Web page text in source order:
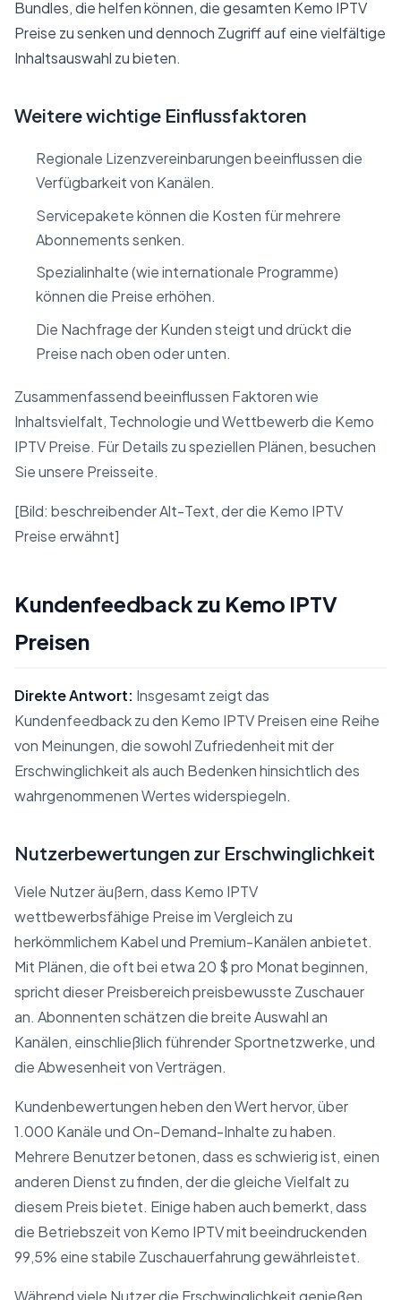
Bundles, die helfen können, die gesamten Kemo IPTV
Preise zu senken und dennoch Zugriff auf eine vielfältige
Inhaltsauswahl zu bieten.
Weitere wichtige Einflussfaktoren
Regionale Lizenzvereinbarungen beeinflussen die
Verfügbarkeit von Kanälen.
Servicepakete können die Kosten für mehrere
Abonnements senken.
Spezialinhalte (wie internationale Programme)
können die Preise erhöhen.
Die Nachfrage der Kunden steigt und drückt die
Preise nach oben oder unten.
Zusammenfassend beeinflussen Faktoren wie
Inhaltsvielfalt, Technologie und Wettbewerb die Kemo
IPTV Preise. Für Details zu speziellen Plänen, besuchen
Sie unsere Preisseite.
[Bild: beschreibender Alt-Text, der die Kemo IPTV
Preise erwähnt]
Kundenfeedback zu Kemo IPTV
Preisen
Direkte Antwort: Insgesamt zeigt das
Kundenfeedback zu den Kemo IPTV Preisen eine Reihe
von Meinungen, die sowohl Zufriedenheit mit der
Erschwinglichkeit als auch Bedenken hinsichtlich des
wahrgenommenen Wertes widerspiegeln.
Nutzerbewertungen zur Erschwinglichkeit
Viele Nutzer äußern, dass Kemo IPTV
wettbewerbsfähige Preise im Vergleich zu
herkömmlichem Kabel und Premium-Kanälen anbietet.
Mit Plänen, die oft bei etwa 20 $ pro Monat beginnen,
spricht dieser Preisbereich preisbewusste Zuschauer
an. Abonnenten schätzen die breite Auswahl an
Kanälen, einschließlich führender Sportnetzwerke, und
die Abwesenheit von Verträgen.
Kundenbewertungen heben den Wert hervor, über
1.000 Kanäle und On-Demand-Inhalte zu haben.
Mehrere Benutzer betonen, dass es schwierig ist, einen
anderen Dienst zu finden, der die gleiche Vielfalt zu
diesem Preis bietet. Einige haben auch bemerkt, dass
die Betriebszeit von Kemo IPTV mit beeindruckenden
99,5% eine stabile Zuschauerfahrung gewährleistet.
Während viele Nutzer die Erschwinglichkeit genießen,